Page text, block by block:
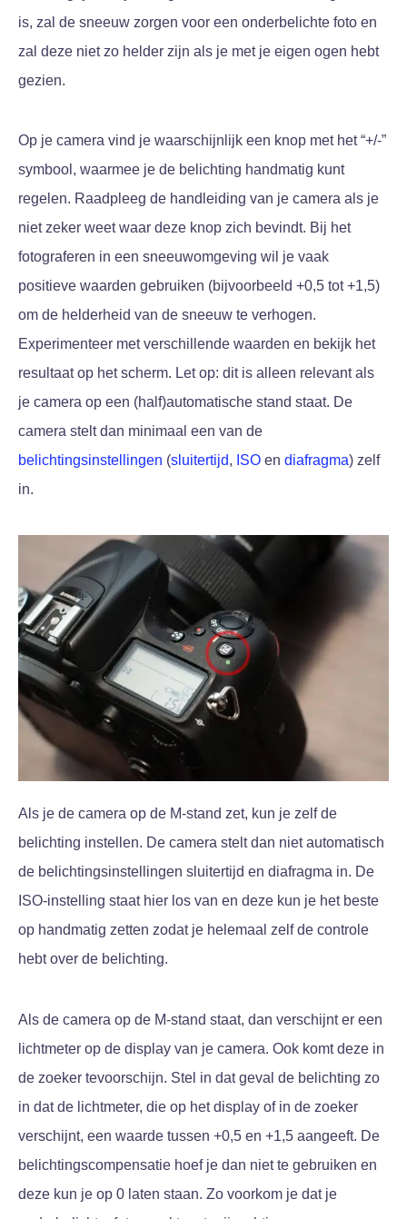
is, zal de sneeuw zorgen voor een onderbelichte foto en
zal deze niet zo helder zijn als je met je eigen ogen hebt
gezien.
Op je camera vind je waarschijnlijk een knop met het “+/-”
symbool, waarmee je de belichting handmatig kunt
regelen. Raadpleeg de handleiding van je camera als je
niet zeker weet waar deze knop zich bevindt. Bij het
fotograferen in een sneeuwomgeving wil je vaak
positieve waarden gebruiken (bijvoorbeeld +0,5 tot +1,5)
om de helderheid van de sneeuw te verhogen.
Experimenteer met verschillende waarden en bekijk het
resultaat op het scherm. Let op: dit is alleen relevant als
je camera op een (half)automatische stand staat. De
camera stelt dan minimaal een van de
belichtingsinstellingen (sluitertijd, ISO en diafragma) zelf
in.
Als je de camera op de M-stand zet, kun je zelf de
belichting instellen. De camera stelt dan niet automatisch
de belichtingsinstellingen sluitertijd en diafragma in. De
ISO-instelling staat hier los van en deze kun je het beste
op handmatig zetten zodat je helemaal zelf de controle
hebt over de belichting.
Als de camera op de M-stand staat, dan verschijnt er een
lichtmeter op de display van je camera. Ook komt deze in
de zoeker tevoorschijn. Stel in dat geval de belichting zo
in dat de lichtmeter, die op het display of in de zoeker
verschijnt, een waarde tussen +0,5 en +1,5 aangeeft. De
belichtingscompensatie hoef je dan niet te gebruiken en
deze kun je op 0 laten staan. Zo voorkom je dat je